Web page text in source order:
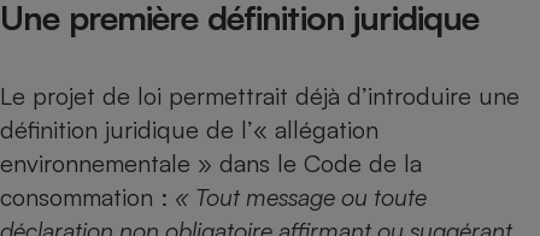
Une première définition juridique
Le projet de loi permettrait déjà d’introduire une
définition juridique de l’« allégation
environnementale » dans le Code de la
consommation : « Tout message ou toute